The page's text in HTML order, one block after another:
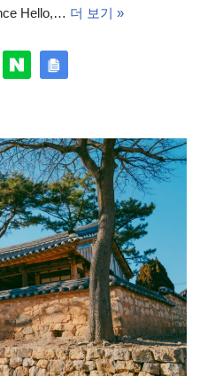
Hello,… 더 보기 »